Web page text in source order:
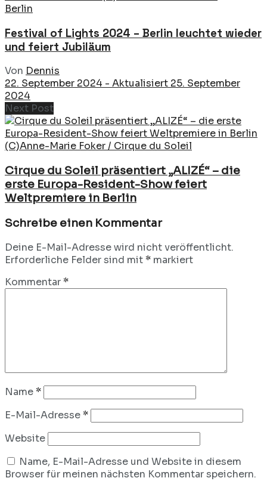
Berlin
Festival of Lights 2024 – Berlin leuchtet wieder
und feiert Jubiläum
Von Dennis
22. September 2024 - Aktualisiert 25. September
2024
Next Post
Cirque du Soleil präsentiert „ALIZÉ“ – die
erste Europa-Resident-Show feiert
Weltpremiere in Berlin
Schreibe einen Kommentar
Deine E-Mail-Adresse wird nicht veröffentlicht.
Erforderliche Felder sind mit* markiert
Kommentar*
Name*
E-Mail-Adresse*
Website
Name, E-Mail-Adresse und Website in diesem
Browser für meinen nächsten Kommentar speichern.